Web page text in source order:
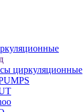
циркуляционные